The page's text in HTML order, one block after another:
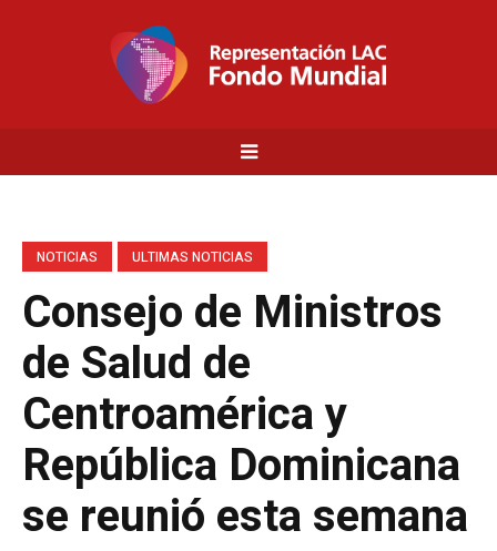
NOTICIAS ULTIMAS NOTICIAS
Consejo de Ministros
de Salud de
Centroamérica y
República Dominicana
se reunió esta semana